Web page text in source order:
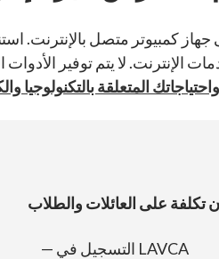
كمبيوتر متصل بالإنترنت.
لا يتم توفير الأدوات
المتعلقة بالتكنولوجيا
تكلفة على العائلات والطلاب
التسجيل في LAVCA